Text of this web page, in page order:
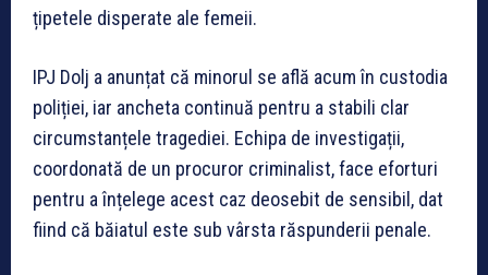
țipetele disperate ale femeii.
IPJ Dolj a anunțat că minorul se află acum în custodia
poliției, iar ancheta continuă pentru a stabili clar
circumstanțele tragediei. Echipa de investigații,
coordonată de un procuror criminalist, face eforturi
pentru a înțelege acest caz deosebit de sensibil, dat
fiind că băiatul este sub vârsta răspunderii penale.